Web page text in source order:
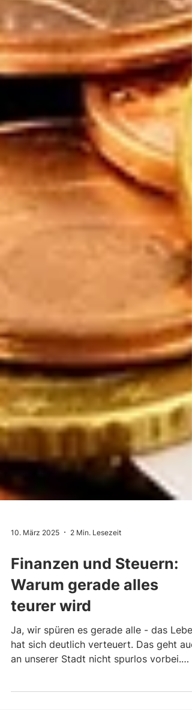
10. März 2025 2 Min. Lesezeit
Finanzen und Steuern:
Warum gerade alles
teurer wird
Ja, wir spüren es gerade alle - das Leben
an unserer Stadt nicht spurlos vorbei.